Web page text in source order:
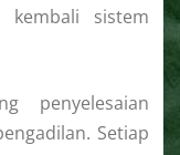
kembali sistem
penyelesaian
Setiap